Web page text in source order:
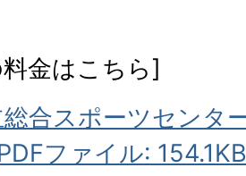
金はこちら]
合スポーツセンタ
ファイル: